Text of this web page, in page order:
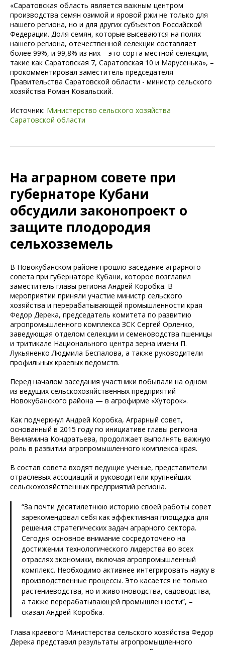
«Саратовская область является важным центром
производства семян озимой и яровой ржи не только для
нашего региона, но и для других субъектов Российской
Федерации. Доля семян, которые высеваются на полях
нашего региона, отечественной селекции составляет
более 99%, и 99,8% из них – это сорта местной селекции,
такие как Саратовская 7, Саратовская 10 и Марусенька», –
прокомментировал заместитель председателя
Правительства Саратовской области - министр сельского
хозяйства Роман Ковальский.
Источник: Министерство сельского хозяйства
Саратовской области
На аграрном совете при
губернаторе Кубани
обсудили законопроект о
защите плодородия
сельхозземель
В Новокубанском районе прошло заседание аграрного
совета при губернаторе Кубани, которое возглавил
заместитель главы региона Андрей Коробка. В
мероприятии приняли участие министр сельского
хозяйства и перерабатывающей промышленности края
Федор Дерека, председатель комитета по развитию
агропромышленного комплекса ЗСК Сергей Орленко,
заведующая отделом селекции и семеноводства пшеницы
и тритикале Национального центра зерна имени П.
Лукьяненко Людмила Беспалова, а также руководители
профильных краевых ведомств.
Перед началом заседания участники побывали на одном
из ведущих сельскохозяйственных предприятий
Новокубанского района — в агрофирме «Хуторок».
Как подчеркнул Андрей Коробка, Аграрный совет,
основанный в 2015 году по инициативе главы региона
Вениамина Кондратьева, продолжает выполнять важную
роль в развитии агропромышленного комплекса края.
В состав совета входят ведущие ученые, представители
отраслевых ассоциаций и руководители крупнейших
сельскохозяйственных предприятий региона.
“За почти десятилетнюю историю своей работы совет
зарекомендовал себя как эффективная площадка для
решения стратегических задач аграрного сектора.
Сегодня основное внимание сосредоточено на
достижении технологического лидерства во всех
отраслях экономики, включая агропромышленный
комплекс. Необходимо активнее интегрировать науку в
производственные процессы. Это касается не только
растениеводства, но и животноводства, садоводства,
а также перерабатывающей промышленности”, –
сказал Андрей Коробка.
Глава краевого Министерства сельского хозяйства Федор
Дерека представил результаты агропромышленного